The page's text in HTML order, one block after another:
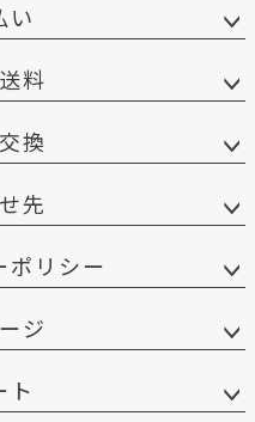
い
料
換
先
ポリシー
ジ
ト